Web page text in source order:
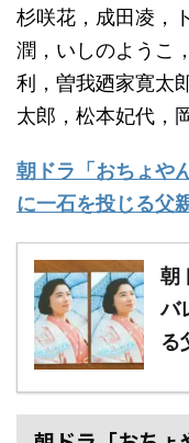
杉咲花，成田凌，
潤，いしのようこ
利，曽我廼家寛太
太郎，松本妃代，
朝ドラ「おちょや
に一石を投じる父
朝
バ
る